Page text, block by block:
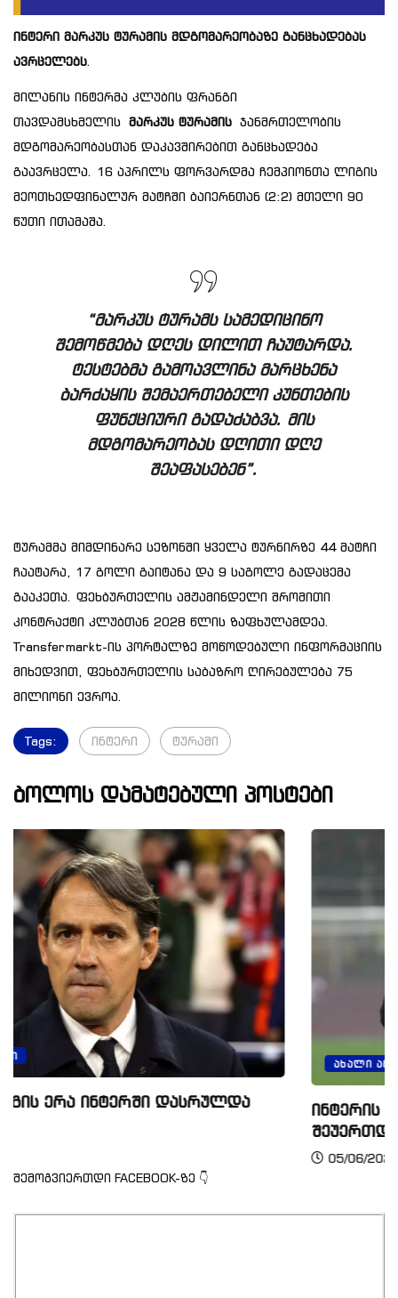
ინტერი მარკუს ტურამის მდგომარეობაზე განცხადებას
ავრცელებს.
მილანის ინტერმა კლუბის ფრანგი
თავდამსხმელის მარკუს ტურამის ჯანმრთელობის
მდგომარეობასთან დაკავშირებით განცხადება
გაავრცელა. 16 აპრილს ფორვარდმა ჩემპიონთა ლიგის
მეოთხედფინალურ მატჩში ბაიერნთან (2:2) მთელი 90
წუთი ითამაშა.
“მარკუს ტურამს სამედიცინო
შემოწმება დღეს დილით ჩაუტარდა.
ტესტებმა გამოავლინა მარცხენა
ბარძაყის შემაერთებელი კუნთების
ფუნქციური გადაძაბვა. მის
მდგომარეობას დღითი დღე
შეაფასებენ”.
ტურამმა მიმდინარე სეზონში ყველა ტურნირზე 44 მატჩი
ჩაატარა, 17 გოლი გაიტანა და 9 საგოლე გადაცემა
გააკეთა. ფეხბურთელის ამჟამინდელი შრომითი
კონტრაქტი კლუბთან 2028 წლის ზაფხულამდეა.
Transfermarkt-ის პორტალზე მოწოდებული ინფორმაციის
მიხედვით, ფეხბურთელის საბაზრო ღირებულება 75
მილიონი ევროა.
Tags: ინტერი ტურამი
ბოლოს დამატებული პოსტები
ᲐᲮᲐᲚᲘ ᲐᲛᲑᲔᲑᲘ
ინტერის თავდამსხმელი კორეა
შემოგვიერთდი FACEBOOK-ზე 👇